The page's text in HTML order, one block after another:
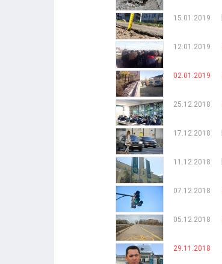
15.01.2019
12.01.2019
02.01.2019
25.12.2018
17.12.2018
11.12.2018
07.12.2018
05.12.2018
29.11.2018